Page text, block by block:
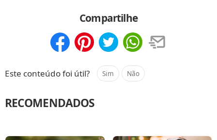
Compartilhe
Este conteúdo foi útil? Sim Não
RECOMENDADOS